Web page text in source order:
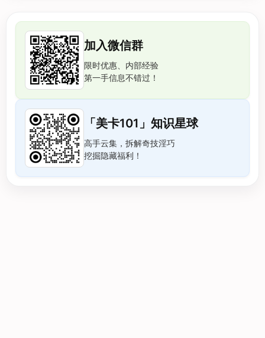
加入微信群
限时优惠、内部经验
第一手信息不错过！
「美卡101」知识星球
高手云集，拆解奇技淫巧
挖掘隐藏福利！